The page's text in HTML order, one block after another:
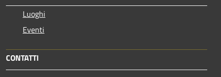
Luoghi
Eventi
CONTATTI